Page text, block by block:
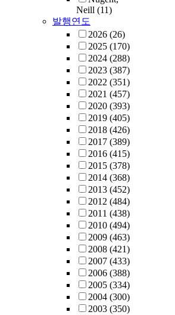
Neill (11)
발행연도
2026 (26)
2025 (170)
2024 (288)
2023 (387)
2022 (351)
2021 (457)
2020 (393)
2019 (405)
2018 (426)
2017 (389)
2016 (415)
2015 (378)
2014 (368)
2013 (452)
2012 (484)
2011 (438)
2010 (494)
2009 (463)
2008 (421)
2007 (433)
2006 (388)
2005 (334)
2004 (300)
2003 (350)